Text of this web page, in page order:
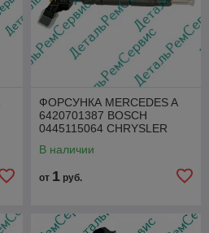
ФОРСУНКА MERCEDES A
6420701387 BOSCH
0445115064 CHRYSLER
В наличии
от 1 руб.